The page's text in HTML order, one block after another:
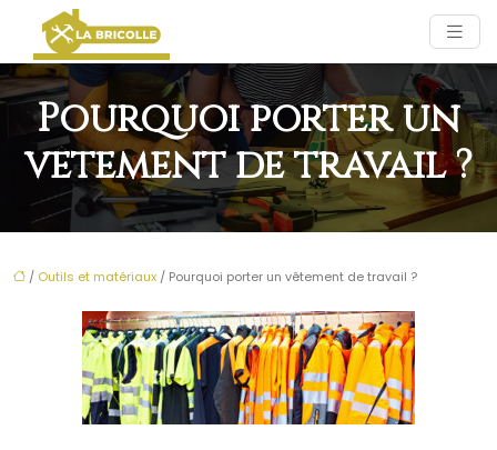
Pourquoi porter un
vêtement de travail ?
/ Outils et matériaux / Pourquoi porter un vêtement de travail ?